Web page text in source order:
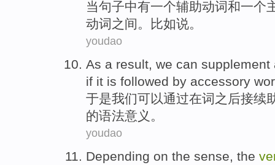
当句子中有一个辅助动词和一个
动词 之间。 比如说。
youdao
As a result, we can supplement
if it is followed by accessory
于是我们可以通过在词 之后接续
的语法意义 。
youdao
Depending on the sense, the